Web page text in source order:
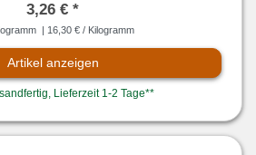
3,26 € *
| 16,30 € / Kilogramm
Artikel anzeigen
Lieferzeit 1-2 Tage**